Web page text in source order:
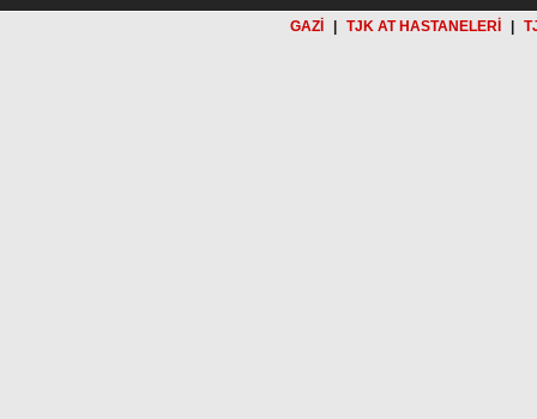
GAZİ TJK AT HASTANELERİ